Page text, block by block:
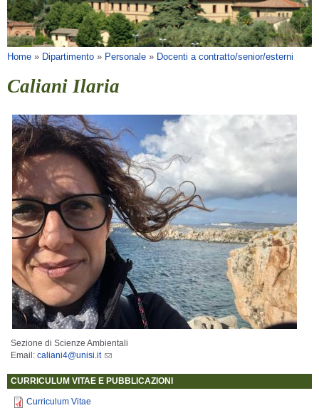
BIBLIOTECHE
SERVIZI
Tu sei qui
Home » Dipartimento » Personale » Docenti a contratto/senior/esterni
Caliani Ilaria
Sezione di Scienze Ambientali
Email: caliani4@unisi.it
CURRICULUM VITAE E PUBBLICAZIONI
Curriculum Vitae